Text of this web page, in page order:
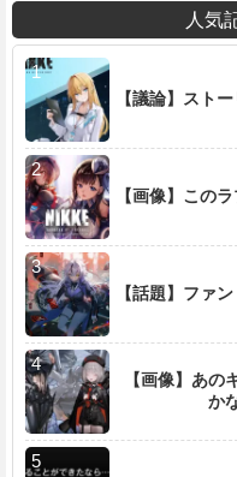
人気
【議論】スト
【画像】この
【話題】ファ
【画像】あの
か